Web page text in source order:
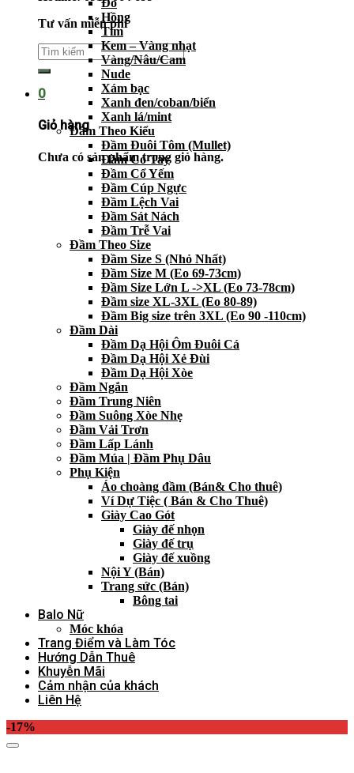
Tư vấn miễn phí
0
Giỏ hàng
Chưa có sản phẩm trong giỏ hàng.
Đỏ
Hồng
Tím
Kem – Vàng nhạt
Vàng/Nâu/Cam
Nude
Xám bạc
Xanh đen/coban/biển
Xanh lá/mint
Đầm Theo Kiểu
Đầm Đuôi Tôm (Mullet)
Đầm Có Tay
Đầm Cổ Yếm
Đầm Cúp Ngực
Đầm Lệch Vai
Đầm Sát Nách
Đầm Trễ Vai
Đầm Theo Size
Đầm Size S (Nhỏ Nhất)
Đầm Size M (Eo 69-73cm)
Đầm Size Lớn L ->XL (Eo 73-78cm)
Đầm size XL-3XL (Eo 80-89)
Đầm Big size trên 3XL (Eo 90 -110cm)
Đầm Dài
Đầm Dạ Hội Ôm Đuôi Cá
Đầm Dạ Hội Xẻ Đùi
Đầm Dạ Hội Xòe
Đầm Ngắn
Đầm Trung Niên
Đầm Suông Xòe Nhẹ
Đầm Vải Trơn
Đầm Lấp Lánh
Đầm Múa | Đầm Phụ Dâu
Phụ Kiện
Áo choàng đầm (Bán& Cho thuê)
Ví Dự Tiệc ( Bán & Cho Thuê)
Giày Cao Gót
Giày đế nhọn
Giày đế trụ
Giày đế xuồng
Nội Y (Bán)
Trang sức (Bán)
Bông tai
Balo Nữ
Móc khóa
Trang Điểm và Làm Tóc
Hướng Dẫn Thuê
Khuyễn Mãi
Cảm nhận của khách
Liên Hệ
-17%